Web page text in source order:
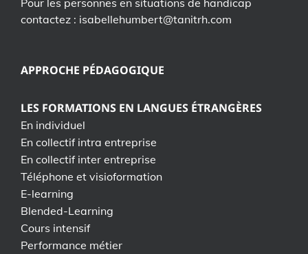
Pour les personnes en situations de handicap
contactez : isabellehumbert@tanitrh.com
APPROCHE PÉDAGOGIQUE
LES FORMATIONS EN LANGUES ÉTRANGÈRES
En individuel
En collectif intra entreprise
En collectif inter entreprise
Téléphone et visioformation
E-learning
Blended-Learning
Cours intensif
Performance métier